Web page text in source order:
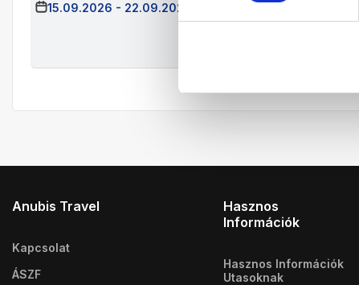
15.09.2026 - 22.09.2026
Anubis Travel
Kapcsolat
ÁSZF
Hasznos
Információk
Hasznos Információk
Utasoknak